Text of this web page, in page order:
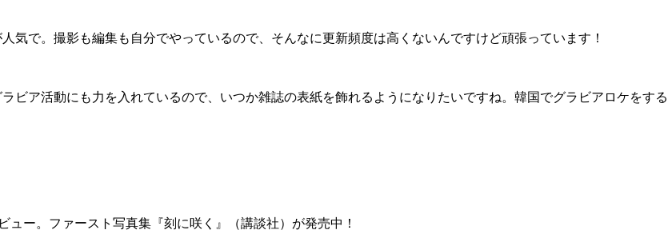
で。撮影も編集も自分でやっているので、そんなに更新頻度は高くないんですけど頑張っています！
ア活動にも力を入れているので、いつか雑誌の表紙を飾れるようになりたいですね。韓国でグラビアロケをする
ュー。ファースト写真集『刻に咲く』（講談社）が発売中！